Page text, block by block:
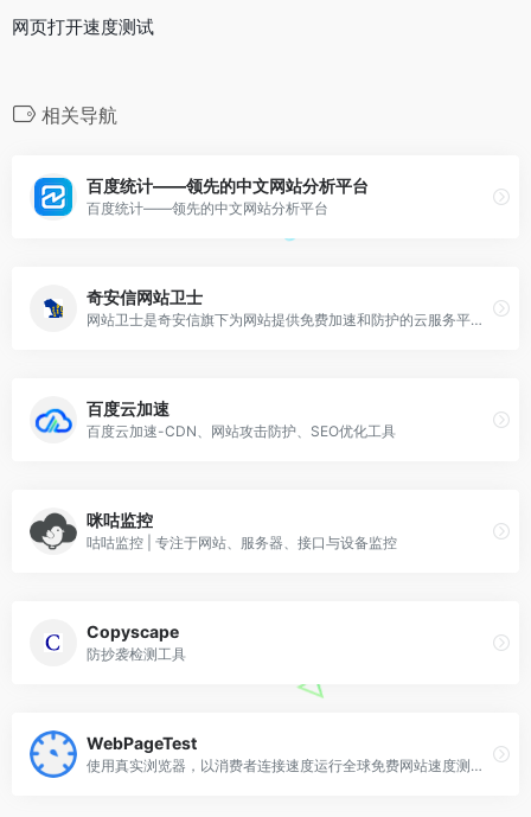
网页打开速度测试
相关导航
百度统计——领先的中文网站分析平台
百度统计——领先的中文网站分析平台
奇安信网站卫士
网站卫士是奇安信旗下为网站提供免费加速和防护的云服务平台。为站长免费提供了网站加速，智能高防DNS，防DDOS，防CC，防黑客和网站永久在线等服务，是百万站长的共同选择。
百度云加速
百度云加速-CDN、网站攻击防护、SEO优化工具
咪咕监控
咕咕监控 | 专注于网站、服务器、接口与设备监控
Copyscape
防抄袭检测工具
WebPageTest
使用真实浏览器，以消费者连接速度运行全球免费网站速度测试，并提供详细的优化建议。